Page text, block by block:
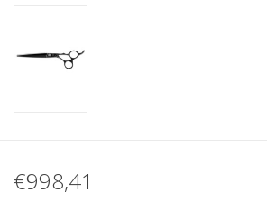
€998,41